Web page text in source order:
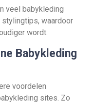
veel babykleding
waardoor
wordt.
Babykleding
voordelen
sites. Zo